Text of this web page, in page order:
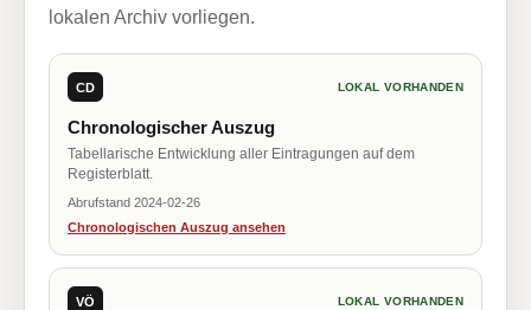
lokalen Archiv vorliegen.
CD LOKAL VORHANDEN
Chronologischer Auszug
Tabellarische Entwicklung aller Eintragungen auf dem
Registerblatt.
Abrufstand 2024-02-26
Chronologischen Auszug ansehen
VÖ LOKAL VORHANDEN